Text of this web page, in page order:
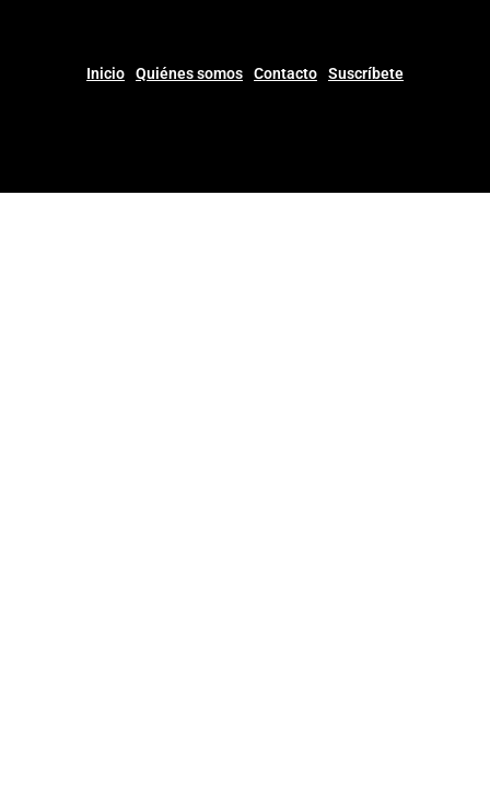
Inicio Quiénes somos Contacto Suscríbete